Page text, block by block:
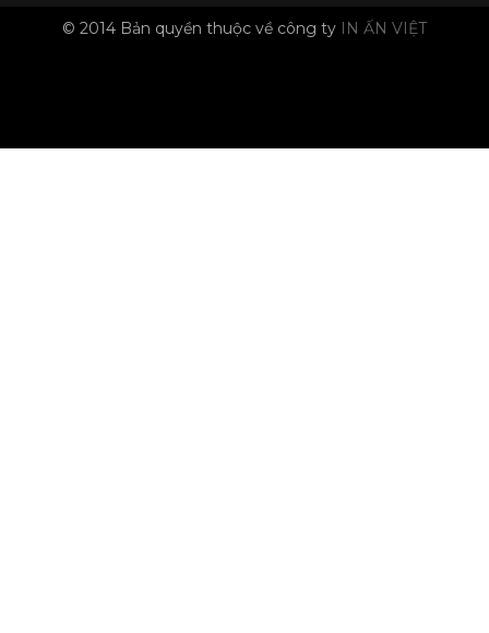
© 2014 Bản quyền thuộc về công ty IN ẤN VIỆT